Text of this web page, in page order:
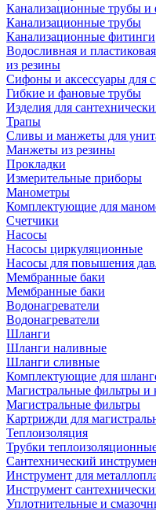
Канализационные трубы и
Канализационные трубы
Канализационные фитинги
Водосливная и
из резины
Сифоны и аксессуары для
Гибкие и фановые трубы
Изделия для
Трапы
Сливы и манжеты для
Манжеты из резины
Прокладки
Измерительные приборы
Манометры
Комплектующие для
Счетчики
Насосы
Насосы циркуляционные
Насосы для повышения
Мембранные баки
Мембранные баки
Водонагреватели
Водонагреватели
Шланги
Шланги наливные
Шланги сливные
Комплектующие для
Магистральные фильтры и
Магистральные фильтры
Картрижди для
Теплоизоляция
Трубки
Сантехнический
Инструмент для
Инструмент
Уплотнительные и